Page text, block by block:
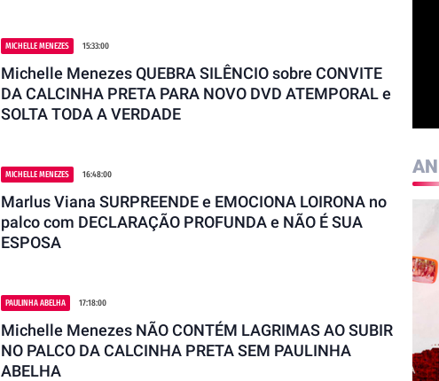
MICHELLE MENEZES 15:33:00
Michelle Menezes QUEBRA SILÊNCIO sobre CONVITE
DA CALCINHA PRETA PARA NOVO DVD ATEMPORAL e
SOLTA TODA A VERDADE
MICHELLE MENEZES 16:48:00
Marlus Viana SURPREENDE e EMOCIONA LOIRONA no
palco com DECLARAÇÃO PROFUNDA e NÃO É SUA
ESPOSA
PAULINHA ABELHA 17:18:00
Michelle Menezes NÃO CONTÉM LAGRIMAS AO SUBIR
NO PALCO DA CALCINHA PRETA SEM PAULINHA
ABELHA